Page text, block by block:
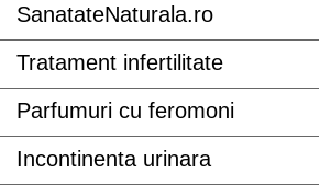
SanatateNaturala.ro
Tratament infertilitate
Parfumuri cu feromoni
Incontinenta urinara